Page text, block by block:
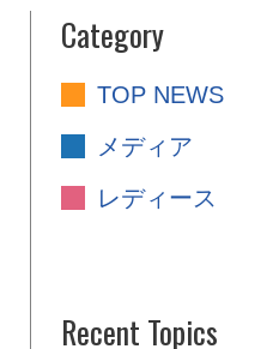
Category
TOP NEWS
メディア
レディース
Recent Topics